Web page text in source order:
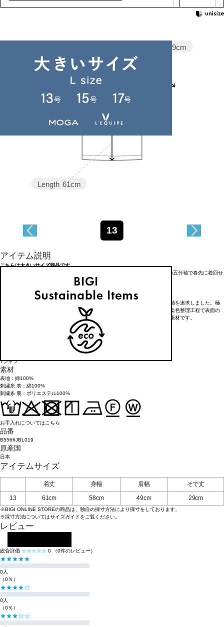
29cm
Length 61cm
Width 58cm
13
アイテム説明
こちらは大きいサイズ商品です。
刺繍のレトロフレームが目を引くTシャツです。程よいサイズ感と少し長めの五分袖で春先に着回せ
厳選された超長綿だけを贅沢に使用し、ベーシックな天竺にプレミアムな価値を追求しました。極
限まで高密度で編み立てる事で、透けにくく適度なハリ感を実現しました。染色整理工程で表面の
毛羽をそぎ落とし、目面が綺麗で自然な強い発色の良さにこだわったJersey素材です。
Tシャツ
素材
表地：綿100%
刺繍糸 表：綿100%
刺繍糸 裏：ポリエステル100%
お手入れについてはこちら
品番
B5566JBL019
原産国
日本
アイテムサイズ
着丈 身幅 肩幅
そで丈
13
61cm 58cm 49cm 29cm
※BIGI ONLINE STOREの商品は、独自の採寸方法により採寸をしております。
※採寸方法についてはサイズガイドをご覧ください。
レビュー
総合評価 ☆☆☆☆☆ 0 （0件のレビュー）
★★★★★
0人
（0％）
★★★★☆
0人
（0％）
★★★☆☆